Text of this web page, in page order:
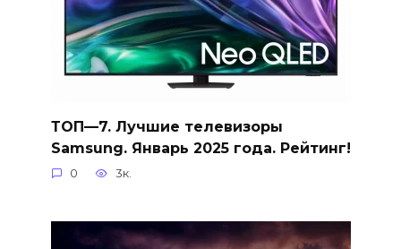
ТОП—7. Лучшие телевизоры
Samsung. Январь 2025 года. Рейтинг!
0 3к.